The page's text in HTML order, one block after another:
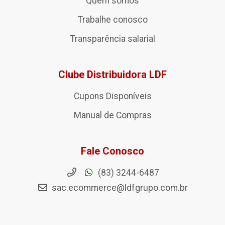
Trabalhe conosco
Transparência salarial
Clube Distribuidora LDF
Cupons Disponíveis
Manual de Compras
Fale Conosco
(83) 3244-6487
sac.ecommerce@ldfgrupo.com.br